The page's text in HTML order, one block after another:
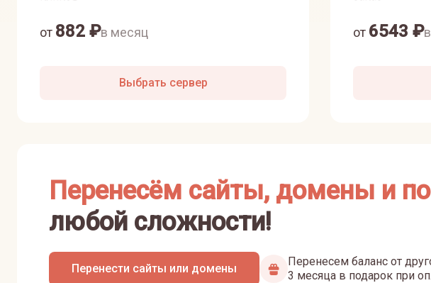
от 882 ₽в месяц
Выбрать сервер
от 6543 ₽
Перенесём сайты, домены и
любой сложности!
Перенести сайты или домены
Перенесем баланс от
3 месяца в подарок при